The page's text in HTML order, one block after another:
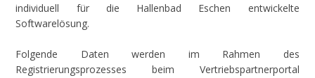
individuell für die Hallenbad Eschen entwickelte
Softwarelösung.
Folgende Daten werden im Rahmen des
Registrierungsprozesses beim Vertriebspartnerportal